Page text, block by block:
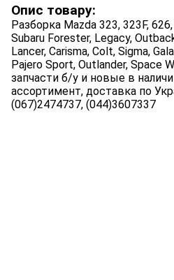
Опис товару:
Разборка Mazda 323, 323F,
Subaru Forester, Legacy,
Lancer, Carisma, Colt, Sigma,
Pajero Sport, Outlander, Space
запчасти б/у и новые в
ассортимент, доставка по
(067)2474737, (044)3607337